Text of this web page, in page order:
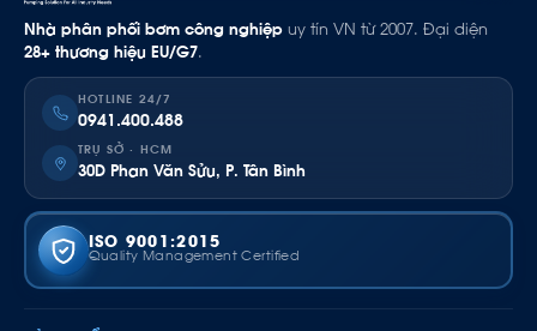
Nhà phân phối bơm công nghiệp uy tín VN từ 2007. Đại diện
28+ thương hiệu EU/G7.
HOTLINE 24/7
0941.400.488
TRỤ SỞ · HCM
30D Phan Văn Sửu, P. Tân Bình
ISO 9001:2015
Quality Management Certified